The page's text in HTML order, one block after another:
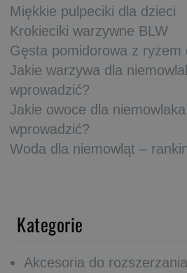
Miękkie pulpeciki dla dzieci
Krokieciki warzywne BLW
Gęsta pomidorowa z ryżem
Jakie warzywa dla
wprowadzić?
Jakie owoce dla
wprowadzić?
Woda dla niemowląt –
Kategorie
Akcesoria do